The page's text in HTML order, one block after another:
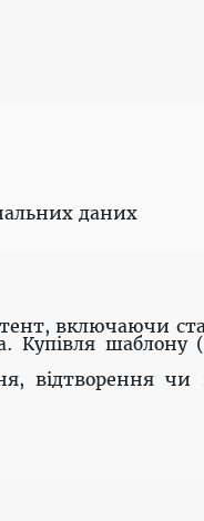
даних
включаючи
Купівля шаблону
відтворення